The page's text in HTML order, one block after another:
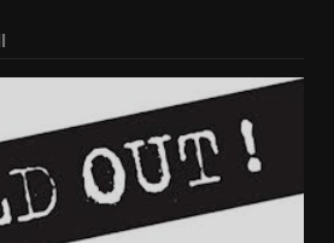
PERNIKAHAN
Agustus 01, 2026
GALLERY MUSTIKA
KHODAM SURO
Agustus 01, 2026
GALLERY MUSTIKA